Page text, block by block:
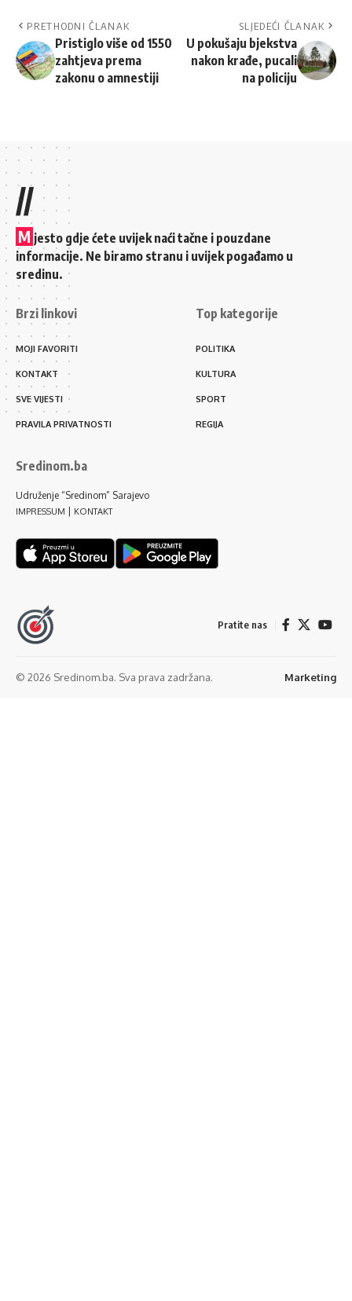
PRETHODNI ČLANAK
Pristiglo više od 1550
zahtjeva prema
zakonu o amnestiji
SLJEDEĆI ČLANAK
U pokušaju bjekstva
nakon krađe, pucali
na policiju
//
M jesto gdje ćete uvijek naći tačne i pouzdane
informacije. Ne biramo stranu i uvijek pogađamo u
sredinu.
Brzi linkovi
MOJI FAVORITI
KONTAKT
SVE VIJESTI
PRAVILA PRIVATNOSTI
Top kategorije
POLITIKA
KULTURA
SPORT
REGIJA
Sredinom.ba
Udruženje “Sredinom” Sarajevo
IMPRESSUM KONTAKT
Pratite nas
© 2026 Sredinom.ba. Sva prava zadržana. Marketing